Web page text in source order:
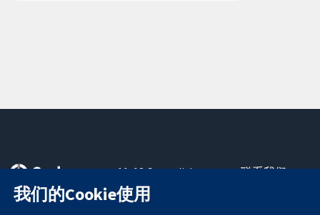
可信任的证据
11-13 Cavendish
Square
London
联系我们
我们的Cookie使用